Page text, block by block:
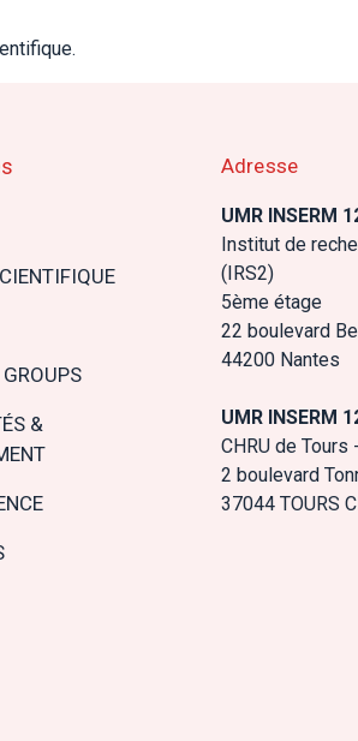
&
Adresse
UMR INSERM
Institut de
(IRS2)
5ème étage
22 boulevard
44200 Nantes
UMR INSERM
CHRU de
2 boulevard
37044 TOURS